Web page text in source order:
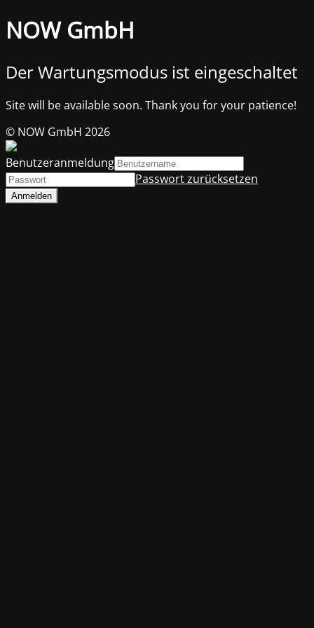
NOW GmbH
Der Wartungsmodus ist eingeschaltet
Site will be available soon. Thank you for your patience!
© NOW GmbH 2026
Benutzeranmeldung
Passwort zurücksetzen